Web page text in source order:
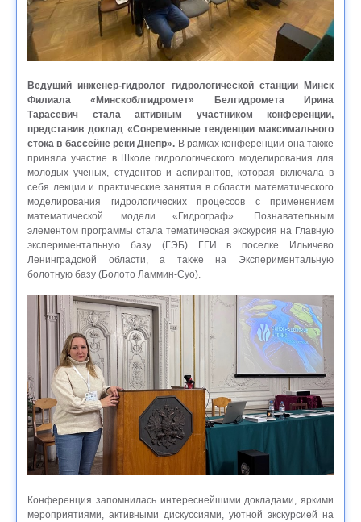
Ведущий инженер-гидролог гидрологической станции Минск
Филиала «Минскоблгидромет» Белгидромета Ирина
Тарасевич стала активным участником конференции,
представив доклад «Современные тенденции максимального
стока в бассейне реки Днепр». В рамках конференции она также
приняла участие в Школе гидрологического моделирования для
молодых ученых, студентов и аспирантов, которая включала в
себя лекции и практические занятия в области математического
моделирования гидрологических процессов с применением
математической модели «Гидрограф». Познавательным
элементом программы стала тематическая экскурсия на Главную
экспериментальную базу (ГЭБ) ГГИ в поселке Ильичево
Ленинградской области, а также на Экспериментальную
болотную базу (Болото Ламмин-Суо).
Конференция запомнилась интереснейшими докладами, яркими
мероприятиями, активными дискуссиями, уютной экскурсией на